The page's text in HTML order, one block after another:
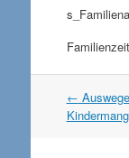
Artikel
Navigation
←